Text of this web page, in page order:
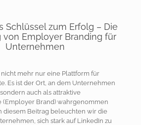
Schlüssel zum Erfolg – Die
von Employer Branding für
Unternehmen
mehr nur eine Plattform für
Es ist der Ort, an dem Unternehmen
auch als attraktive
Brand) wahrgenommen
diesem Beitrag beleuchten wir die
sich stark auf LinkedIn zu